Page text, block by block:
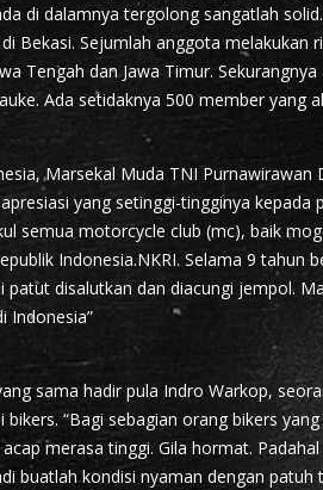
di dalamnya tergolong sangatlah solid.
Bekasi. Sejumlah anggota melakukan
Tengah dan Jawa Timur.
Ada setidaknya 500 member yang
Marsekal Muda TNI
yang setinggi-tingginya kepada
semua motorcycle club (mc), baik
Indonesia.NKRI. Selama 9 tahun
patut disalutkan dan diacungi jempol.
Indonesia”
sama hadir pula Indro Warkop,
bikers. “Bagi sebagian orang bikers
merasa tinggi. Gila hormat.
buatlah kondisi nyaman dengan